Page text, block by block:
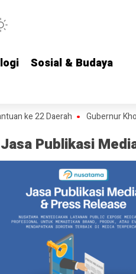
Sosial & Budaya
Sosial & Budaya
22 Daerah Gubernur Khofifah
Jasa Publikasi